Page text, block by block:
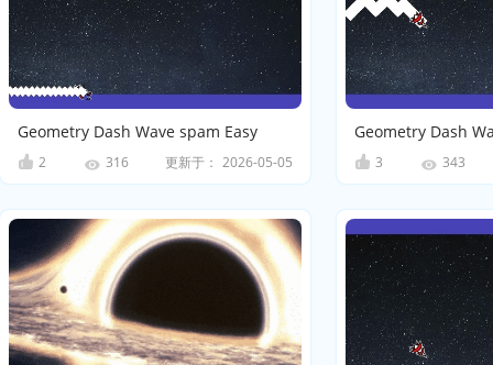
Geometry Dash Wave spam Easy
2 316 更新于： 2026-05-05
Geometry Dash
3 343